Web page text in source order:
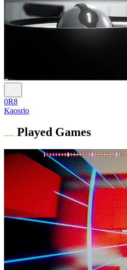
0R8
Kaosrio
Played Games